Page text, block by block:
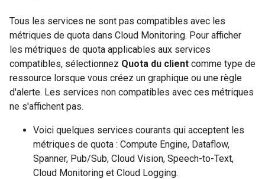
Tous les services ne sont pas compatibles avec les
métriques de quota dans Cloud Monitoring. Pour afficher
les métriques de quota applicables aux services
compatibles, sélectionnez Quota du client comme type de
ressource lorsque vous créez un graphique ou une règle
d'alerte. Les services non compatibles avec ces métriques
ne s'affichent pas.
Voici quelques services courants qui acceptent les
métriques de quota : Compute Engine, Dataflow,
Spanner, Pub/Sub, Cloud Vision, Speech-to-Text,
Cloud Monitoring et Cloud Logging.